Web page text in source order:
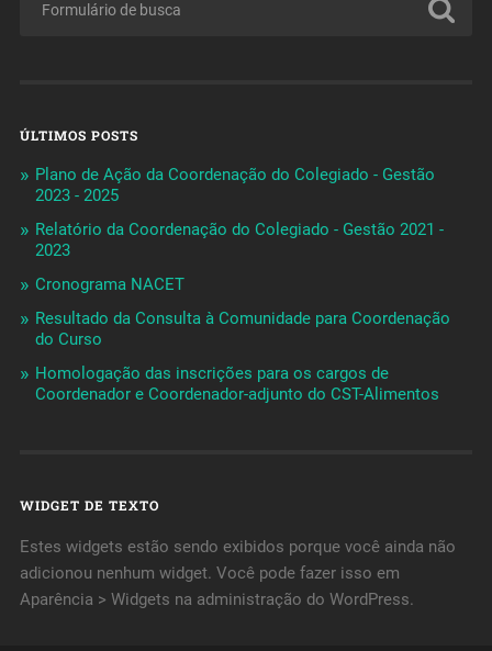
ÚLTIMOS POSTS
Plano de Ação da Coordenação do Colegiado - Gestão
2023 - 2025
Relatório da Coordenação do Colegiado - Gestão 2021 -
2023
Cronograma NACET
Resultado da Consulta à Comunidade para Coordenação
do Curso
Homologação das inscrições para os cargos de
Coordenador e Coordenador-adjunto do CST-Alimentos
WIDGET DE TEXTO
Estes widgets estão sendo exibidos porque você ainda não
adicionou nenhum widget. Você pode fazer isso em
Aparência > Widgets na administração do WordPress.